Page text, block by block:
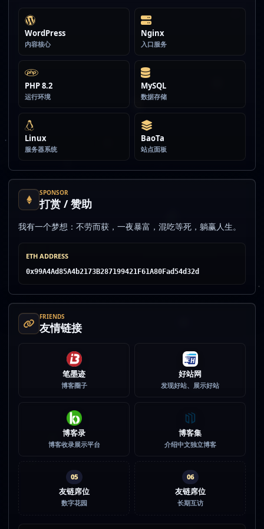
WordPress
内容核心
Nginx
入口服务
PHP 8.2
运行环境
MySQL
数据存储
Linux
服务器系统
BaoTa
站点面板
SPONSOR
打赏 / 赞助
我有一个梦想：不劳而获，一夜暴富，混吃等死，躺赢人生。
ETH ADDRESS
0x99A4Ad85A4b2173B287199421F61A80Fad54d32d
FRIENDS
友情链接
笔墨迹
博客圈子
好站网
发现好站、展示好站
博客录
博客收录展示平台
博客集
介绍中文独立博客
05
友链席位
数字花园
06
友链席位
长期互访